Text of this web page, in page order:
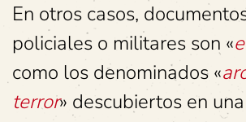
En otros casos,
policiales o militares son «
como los denominados «
terror» descubiertos en